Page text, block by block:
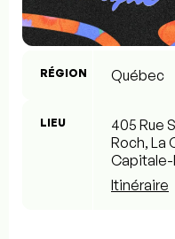
RÉGION Québec
LIEU
405 Rue
Roch, La
Capitale-
Itinéraire